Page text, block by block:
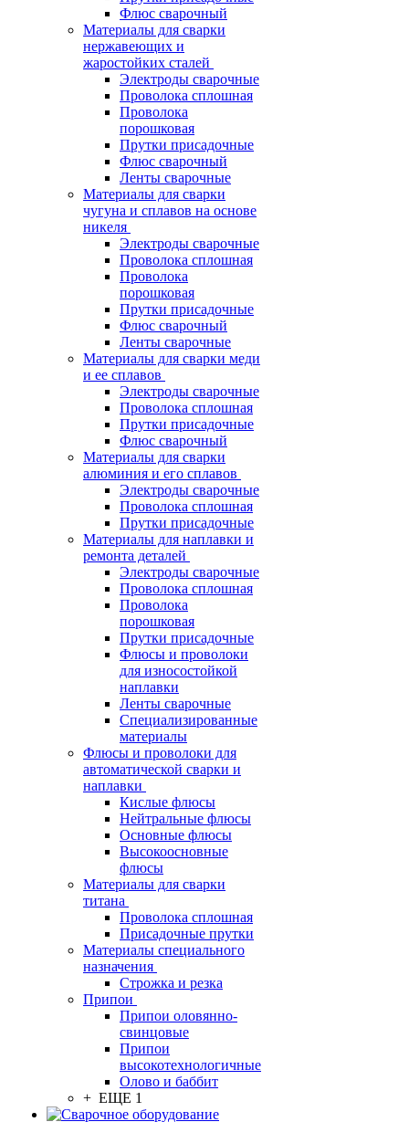
Флюс сварочный
Материалы для сварки
нержавеющих и
жаростойких сталей
Электроды сварочные
Проволока сплошная
Проволока
порошковая
Прутки присадочные
Флюс сварочный
Ленты сварочные
Материалы для сварки
чугуна и сплавов на основе
никеля
Электроды сварочные
Проволока сплошная
Проволока
порошковая
Прутки присадочные
Флюс сварочный
Ленты сварочные
Материалы для сварки меди
и ее сплавов
Электроды сварочные
Проволока сплошная
Прутки присадочные
Флюс сварочный
Материалы для сварки
алюминия и его сплавов
Электроды сварочные
Проволока сплошная
Прутки присадочные
Материалы для наплавки и
ремонта деталей
Электроды сварочные
Проволока сплошная
Проволока
порошковая
Прутки присадочные
Флюсы и проволоки
для износостойкой
наплавки
Ленты сварочные
Специализированные
материалы
Флюсы и проволоки для
автоматической сварки и
наплавки
Кислые флюсы
Нейтральные флюсы
Основные флюсы
Высокоосновные
флюсы
Материалы для сварки
титана
Проволока сплошная
Присадочные прутки
Материалы специального
назначения
Строжка и резка
Припои
Припои оловянно-
свинцовые
Припои
высокотехнологичные
Олово и баббит
+ ЕЩЕ 1